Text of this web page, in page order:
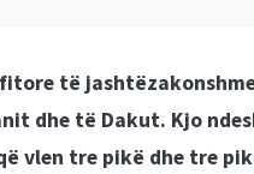
të
dhe të Dakut. Kjo
vlen tre pikë dhe tre